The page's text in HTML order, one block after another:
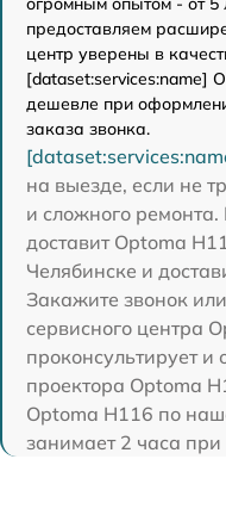
предоставляем
центр уверены в
[dataset:services:name]
дешевле при
заказа звонка.
на выезде, если не
и сложного
доставит Optoma
Челябинске и
Закажите звонок
сервисного центра
проконсультирует и
проектора Optoma
Optoma H116 по
занимает 2 часа